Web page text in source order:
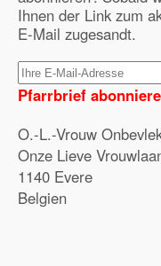
Ihnen der Link zum
E-Mail zugesandt.
Pfarrbrief
O.-L.-Vrouw
Onze Lieve
1140 Evere
Belgien